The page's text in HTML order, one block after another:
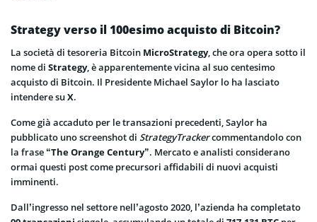
Strategy verso il 100esimo acquisto di Bitcoin?
La società di tesoreria Bitcoin MicroStrategy, che ora opera sotto il
nome di Strategy, è apparentemente vicina al suo centesimo
acquisto di Bitcoin. Il Presidente Michael Saylor lo ha lasciato
intendere suX.
Come già accaduto per le transazioni precedenti, Saylor ha
pubblicato uno screenshot di StrategyTrackercommentandolo con
la frase “The Orange Century”. Mercato e analisti considerano
ormai questi post come precursori affidabili di nuovi acquisti
imminenti.
Dall’ingresso nel settore nell’agosto 2020, l’azienda ha completato